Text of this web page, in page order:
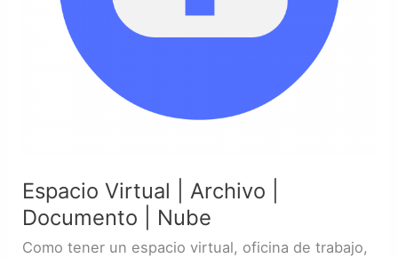
Espacio Virtual | Archivo |
Documento | Nube
Como tener un espacio virtual, oficina de trabajo,